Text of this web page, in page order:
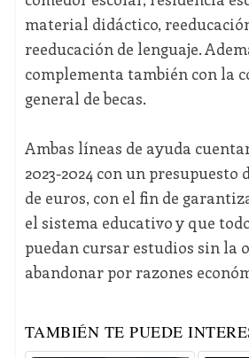
material didáctico,
reeducación de lenguaje.
complementa también con la
general de becas.
Ambas líneas de ayuda
2023-2024 con un presupuesto
de euros, con el fin de
el sistema educativo y que
puedan cursar estudios sin la
abandonar por razones
TAMBIÉN TE PUEDE